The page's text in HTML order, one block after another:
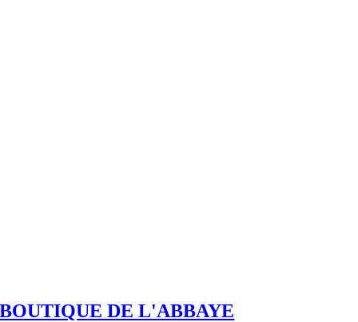
BOUTIQUE DE L'ABBAYE